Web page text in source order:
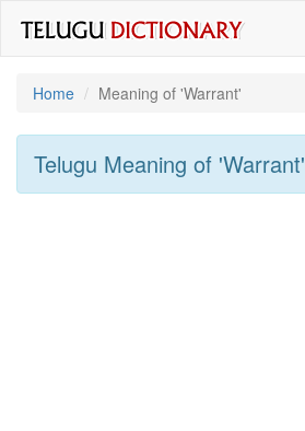
Home
Meaning of 'warrant'
Telugu Meaning of 'warrant'